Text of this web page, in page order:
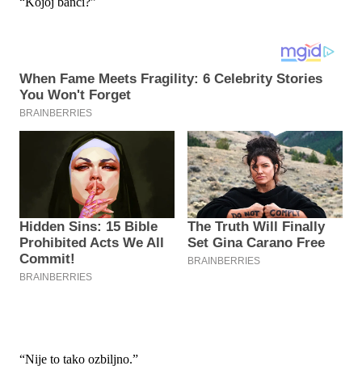
“Nije to tako ozbiljno.”